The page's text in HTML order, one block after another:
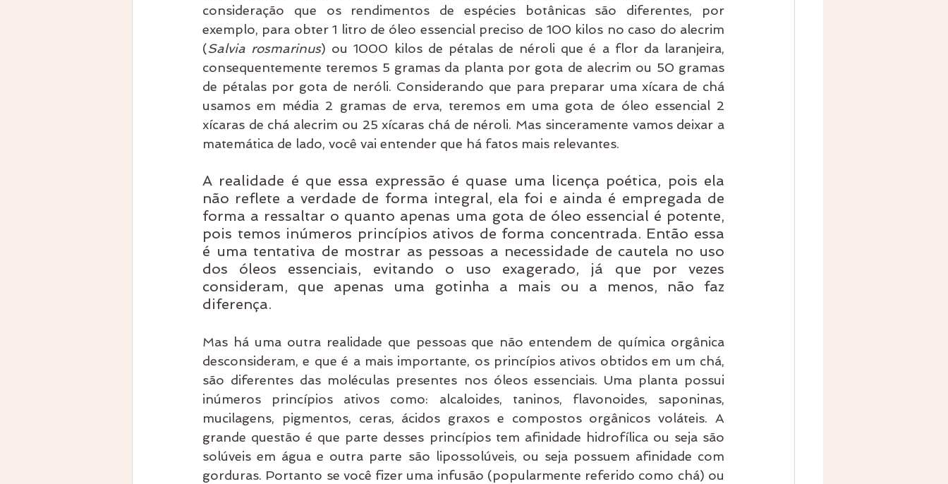
consideração que os rendimentos de espécies botânicas são diferentes, por
exemplo, para obter 1 litro de óleo essencial preciso de 100 kilos no caso do alecrim
(Salvia rosmarinus) ou 1000 kilos de pétalas de néroli que é a flor da laranjeira,
consequentemente teremos 5 gramas da planta por gota de alecrim ou 50 gramas
de pétalas por gota de neróli. Considerando que para preparar uma xícara de chá
usamos em média 2 gramas de erva, teremos em uma gota de óleo essencial 2
xícaras de chá alecrim ou 25 xícaras chá de néroli. Mas sinceramente vamos deixar a
matemática de lado, você vai entender que há fatos mais relevantes.
A realidade é que essa expressão é quase uma licença poética, pois ela
não reflete a verdade de forma integral, ela foi e ainda é empregada de
forma a ressaltar o quanto apenas uma gota de óleo essencial é potente,
pois temos inúmeros princípios ativos de forma concentrada. Então essa
é uma tentativa de mostrar as pessoas a necessidade de cautela no uso
dos óleos essenciais, evitando o uso exagerado, já que por vezes
consideram, que apenas uma gotinha a mais ou a menos, não faz
diferença.
Mas há uma outra realidade que pessoas que não entendem de química orgânica
desconsideram, e que é a mais importante, os princípios ativos obtidos em um chá,
são diferentes das moléculas presentes nos óleos essenciais. Uma planta possui
inúmeros princípios ativos como: alcaloides, taninos, flavonoides, saponinas,
mucilagens, pigmentos, ceras, ácidos graxos e compostos orgânicos voláteis. A
grande questão é que parte desses princípios tem afinidade hidrofílica ou seja são
solúveis em água e outra parte são lipossolúveis, ou seja possuem afinidade com
gorduras. Portanto se você fizer uma infusão (popularmente referido como chá) ou